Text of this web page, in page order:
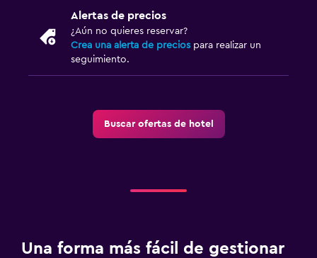
Alertas de precios
¿Aún no quieres reservar?
Crea una alerta de precios para realizar un
seguimiento.
Buscar ofertas de hotel
Una forma más fácil de gestionar